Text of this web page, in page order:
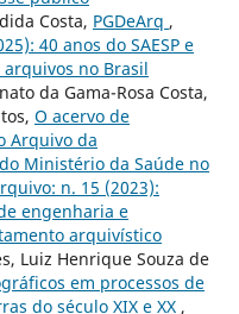
Costa, PGDeArq ,
40 anos do SAESP e
no Brasil
da Gama-Rosa Costa,
O acervo de
Arquivo da
Ministério da Saúde no
n. 15 (2023):
engenharia e
arquivístico
Luiz Henrique Souza de
em processos de
do século XIX e XX ,